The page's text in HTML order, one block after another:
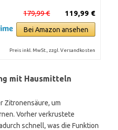
119,99 €
179,99 €
Bei Amazon ansehen
Preis inkl. MwSt., zzgl. Versandkosten
mit Hausmitteln
Zitronensäure, um
Vorher verkrustete
schnell, was die Funktion